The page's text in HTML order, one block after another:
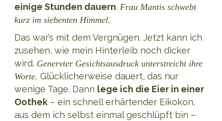
einige Stunden dauern. Frau Mantis schwebt
kurz im siebenten Himmel.
Das war’s mit dem Vergnügen. Jetzt kann ich
zusehen, wie mein Hinterleib noch dicker
wird. Genervter Gesichtsausdruck unterstreicht ihre
Worte. Glücklicherweise dauert, das nur
wenige Tage. Dann lege ich die Eier in einer
Oothek– ein schnell erhärtender Eikokon,
aus dem ich selbst einmal geschlüpft bin –